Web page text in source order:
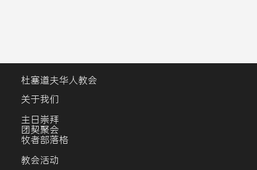
杜塞道夫华人教会
关于我们
主日崇拜
团契聚会
牧者部落格
教会活动